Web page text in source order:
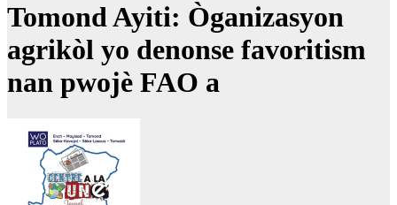
Tomond Ayiti: Òganizasyon
agrikòl yo denonse favoritism
nan pwojè FAO a